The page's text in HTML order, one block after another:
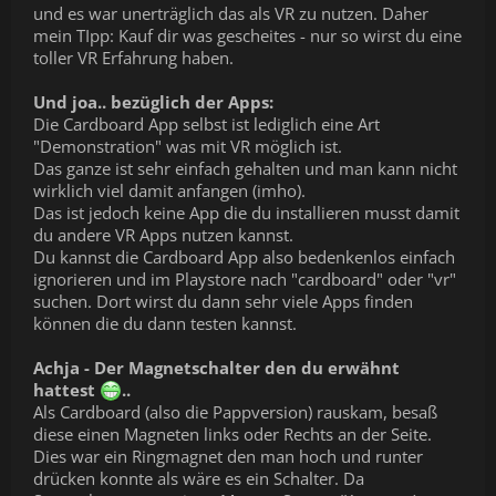
und es war unerträglich das als VR zu nutzen. Daher
mein TIpp: Kauf dir was gescheites - nur so wirst du eine
toller VR Erfahrung haben.
Und joa.. bezüglich der Apps:
Die Cardboard App selbst ist lediglich eine Art
"Demonstration" was mit VR möglich ist.
Das ganze ist sehr einfach gehalten und man kann nicht
wirklich viel damit anfangen (imho).
Das ist jedoch keine App die du installieren musst damit
du andere VR Apps nutzen kannst.
Du kannst die Cardboard App also bedenkenlos einfach
ignorieren und im Playstore nach "cardboard" oder "vr"
suchen. Dort wirst du dann sehr viele Apps finden
können die du dann testen kannst.
Achja - Der Magnetschalter den du erwähnt
hattest
..
Als Cardboard (also die Pappversion) rauskam, besaß
diese einen Magneten links oder Rechts an der Seite.
Dies war ein Ringmagnet den man hoch und runter
drücken konnte als wäre es ein Schalter. Da